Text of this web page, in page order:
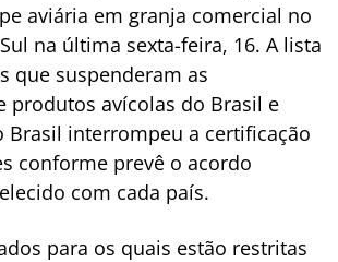
aviária em granja comercial no
na última sexta-feira, 16. A lista
que suspenderam as
produtos avícolas do Brasil e
Brasil interrompeu a certificação
conforme prevê o acordo
com cada país.
para os quais estão restritas